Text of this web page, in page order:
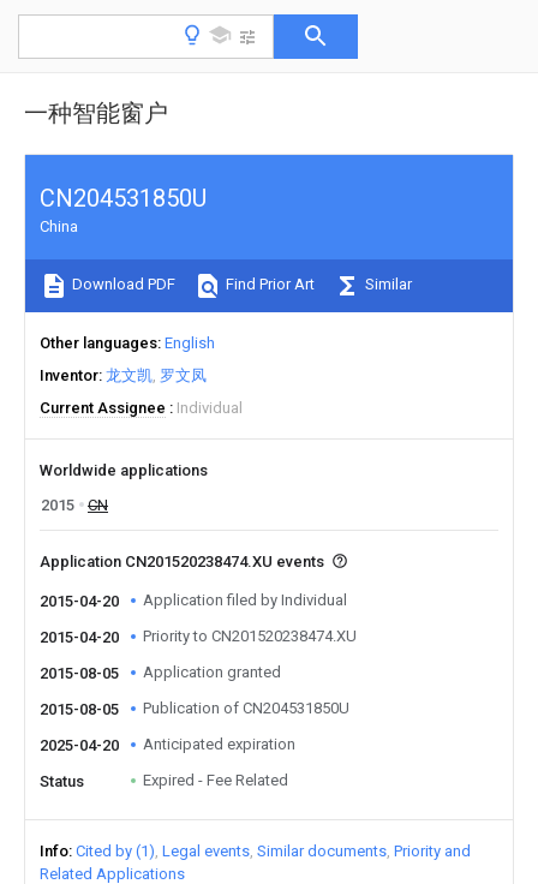
一种智能窗户
CN204531850U
China
Download PDF Find Prior Art Similar
Other languages English
Inventor 龙文凯 罗文凤
Current Assignee
Individual
Worldwide applications
2015
CN
Application CN201520238474.XU events
2015-04-20 Application filed by Individual
2015-04-20 Priority to CN201520238474.XU
2015-08-05 Application granted
2015-08-05 Publication of CN204531850U
2025-04-20 Anticipated expiration
Status Expired - Fee Related
Info Cited by (1) Legal events Similar documents Priority and
Related Applications